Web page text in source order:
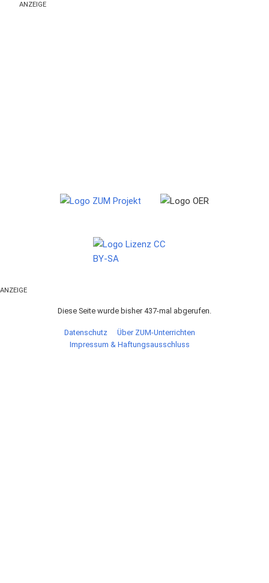
ANZEIGE
ANZEIGE
Diese Seite wurde bisher 437-mal abgerufen.
Datenschutz
Über ZUM-Unterrichten
Impressum & Haftungsausschluss